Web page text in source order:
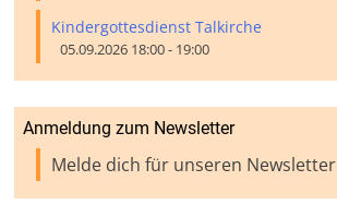
Kindergottesdienst Talkirche
05.09.2026 18:00 - 19:00
Anmeldung zum Newsletter
Melde dich für unseren Newsletter